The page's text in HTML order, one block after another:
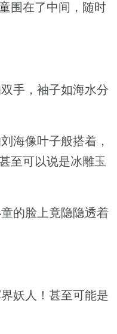
围在了中间，随时
手，袖子如海水分
海像叶子般搭着，
至可以说是冰雕玉
的脸上竟隐隐透着
妖人！甚至可能是